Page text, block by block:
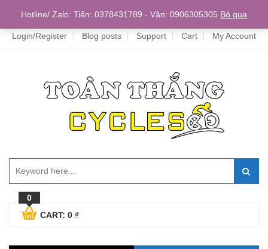
Home
Login/Register Blog posts Support Cart My Account
0
CART: 0 ₫
Hotline/ Zalo: Tiến: 0378431789 - Vân: 0906305305 Bỏ qua